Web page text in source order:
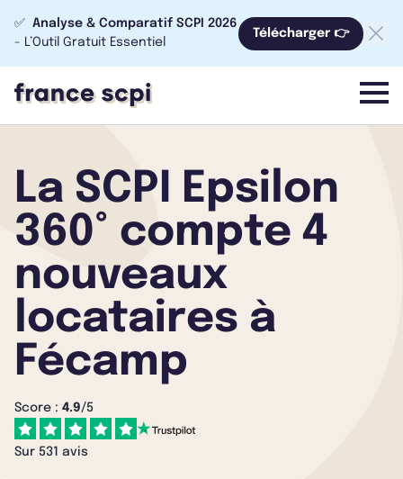
✅ Analyse & Comparatif SCPI 2026
- L’Outil Gratuit Essentiel
Télécharger 👉
menu
La SCPI Epsilon
360° compte 4
nouveaux
locataires à
Fécamp
Score : 4.9/5
Sur 531 avis